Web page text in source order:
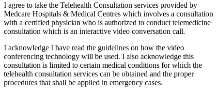
I agree to take the Telehealth Consultation services provided by
Medcare Hospitals & Medical Centres which involves a consultation
with a certified physician who is authorized to conduct telemedicine
consultation which is an interactive video conversation call.
I acknowledge I have read the guidelines on how the video
conferencing technology will be used. I also acknowledge this
consultation is limited to certain medical conditions for which the
telehealth consultation services can be obtained and the proper
procedures that shall be applied in emergency cases.